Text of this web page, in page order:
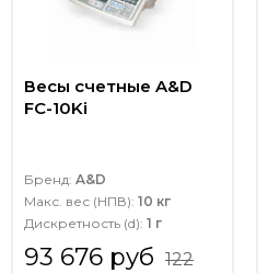
Весы счетные A&D
FC-10Ki
Бренд: A&D
Макс. вес (НПВ): 10 кг
Дискретность (d): 1 г
93 676 руб 122